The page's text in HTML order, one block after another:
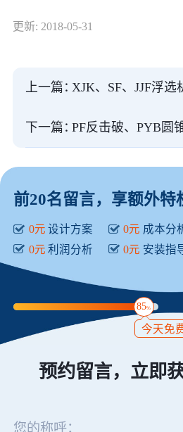
更新: 2018-05-31
上一篇：
下一篇：
前20名留言，享额外特
0元 设计方案 0元 成本分
0元 利润分析 0元 安装指
85%
今天免
预约留言，立即